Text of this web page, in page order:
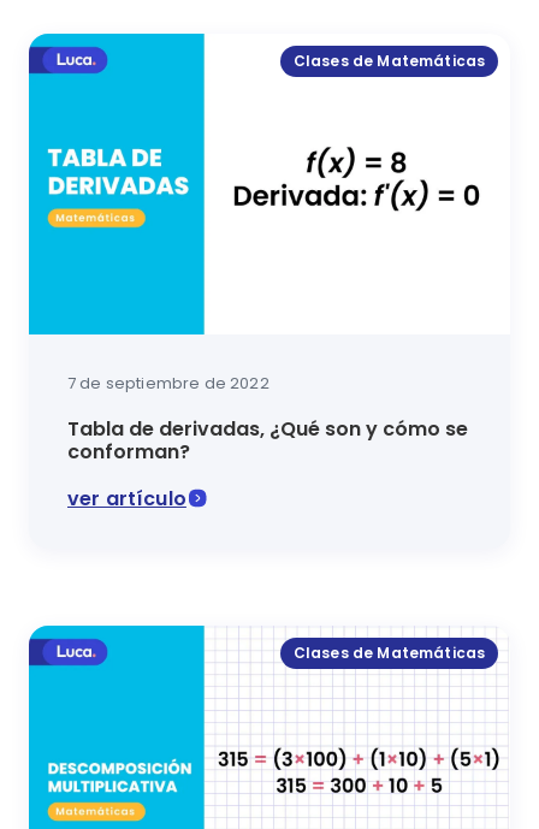
Clases de Matemáticas
7 de septiembre de 2022
Tabla de derivadas, ¿Qué son y cómo se
conforman?
ver artículo
Clases de Matemáticas